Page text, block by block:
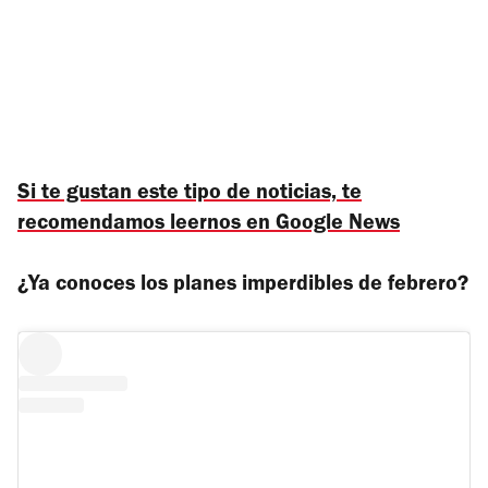
Si te gustan este tipo de noticias, te
recomendamos leernos en Google News
¿Ya conoces los planes imperdibles de febrero?